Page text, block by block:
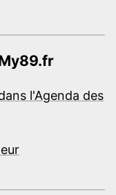
l'Agenda des